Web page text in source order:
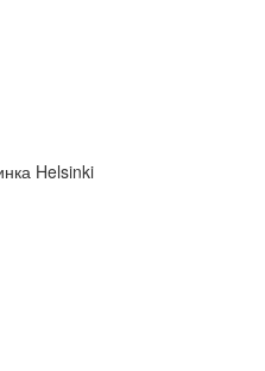
Helsinki